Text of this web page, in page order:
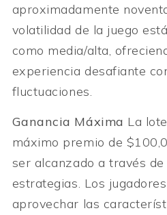
aproximadamente
volatilidad de la juego
como media/alta,
experiencia desafiante
fluctuaciones.
Ganancia Máxima La
máximo premio de
ser alcanzado a través de
estrategias. Los
aprovechar las